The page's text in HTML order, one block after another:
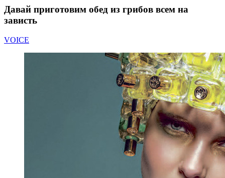
Давай приготовим обед из грибов всем на
зависть
VOICE